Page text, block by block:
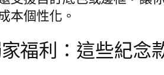
本個性化。
福利：這些紀念